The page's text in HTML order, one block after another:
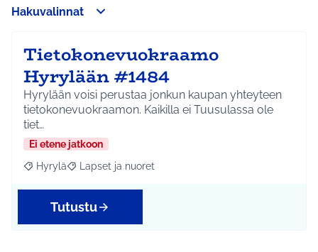
Hakuvalinnat
Tietokonevuokraamo
Hyrylään #1484
Hyrylään voisi perustaa jonkun kaupan yhteyteen
tietokonevuokraamon. Kaikilla ei Tuusulassa ole
tiet…
Ei etene jatkoon
Rajaa tulokset aihepiirin mukaan: Hyrylä
Hyrylä Rajaa tulokset teeman mukaan: Lapset ja nuoret
Lapset ja nuoret
Tutustu